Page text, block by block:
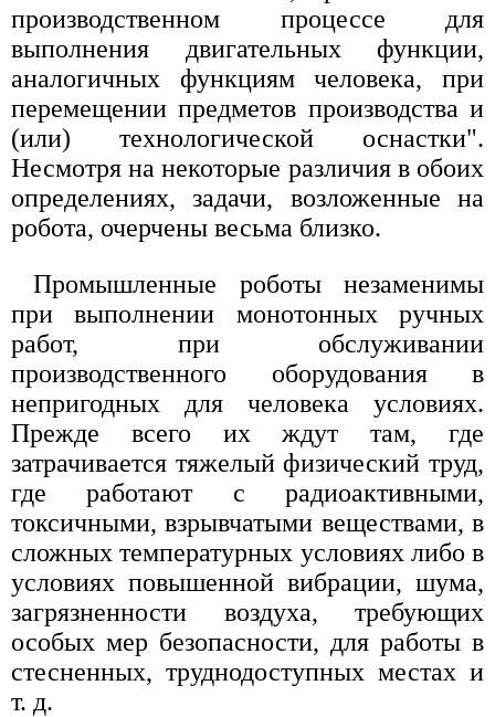
производственном процессе для
выполнения двигательных функции,
аналогичных функциям человека, при
перемещении предметов производства и
(или) технологической оснастки".
Несмотря на некоторые различия в обоих
определениях, задачи, возложенные на
робота, очерчены весьма близко.
Промышленные роботы незаменимы
при выполнении монотонных ручных
работ, при обслуживании
производственного оборудования в
непригодных для человека условиях.
Прежде всего их ждут там, где
затрачивается тяжелый физический труд,
где работают с радиоактивными,
токсичными, взрывчатыми веществами, в
сложных температурных условиях либо в
условиях повышенной вибрации, шума,
загрязненности воздуха, требующих
особых мер безопасности, для работы в
стесненных, труднодоступных местах и
т. д.